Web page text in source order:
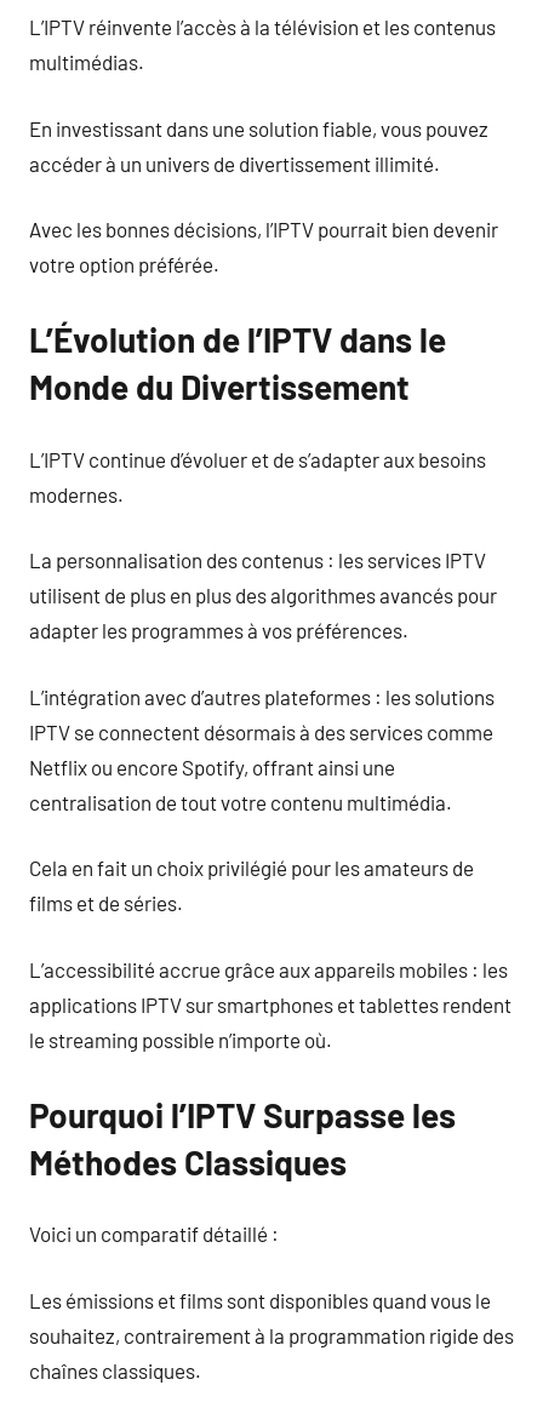
L’IPTV réinvente l’accès à la télévision et les contenus
multimédias.
En investissant dans une solution fiable, vous pouvez
accéder à un univers de divertissement illimité.
Avec les bonnes décisions, l’IPTV pourrait bien devenir
votre option préférée.
L’Évolution de l’IPTV dans le
Monde du Divertissement
L’IPTV continue d’évoluer et de s’adapter aux besoins
modernes.
La personnalisation des contenus : les services IPTV
utilisent de plus en plus des algorithmes avancés pour
adapter les programmes à vos préférences.
L’intégration avec d’autres plateformes : les solutions
IPTV se connectent désormais à des services comme
Netflix ou encore Spotify, offrant ainsi une
centralisation de tout votre contenu multimédia.
Cela en fait un choix privilégié pour les amateurs de
films et de séries.
L’accessibilité accrue grâce aux appareils mobiles : les
applications IPTV sur smartphones et tablettes rendent
le streaming possible n’importe où.
Pourquoi l’IPTV Surpasse les
Méthodes Classiques
Voici un comparatif détaillé :
Les émissions et films sont disponibles quand vous le
souhaitez, contrairement à la programmation rigide des
chaînes classiques.